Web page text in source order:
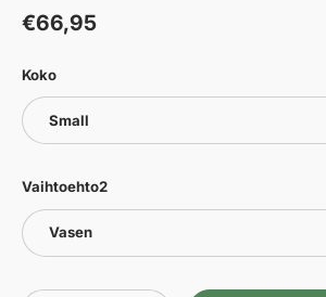
€66,95
Koko
Small
Vaihtoehto2
Vasen